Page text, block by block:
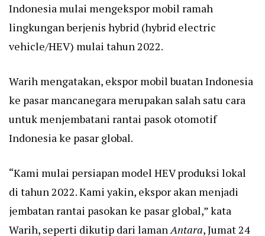
Indonesia mulai mengekspor mobil ramah
lingkungan berjenis hybrid (hybrid electric
vehicle/HEV) mulai tahun 2022.
Warih mengatakan, ekspor mobil buatan Indonesia
ke pasar mancanegara merupakan salah satu cara
untuk menjembatani rantai pasok otomotif
Indonesia ke pasar global.
“Kami mulai persiapan model HEV produksi lokal
di tahun 2022. Kami yakin, ekspor akan menjadi
jembatan rantai pasokan ke pasar global,” kata
Warih, seperti dikutip dari lamanAntara, Jumat 24